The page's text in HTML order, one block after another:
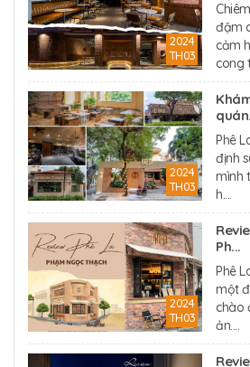
2024
TH03
đậm
cảm
cong
2024
TH03
Phê
định
mình
h....
2024
TH03
Ph...
Phê
một
chào
ản....